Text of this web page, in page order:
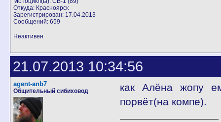
Откуда: Красноярск
Зарегистрирован: 17.04.2013
Сообщений: 659
Неактивен
21.07.2013 10:34:56
agent-anb7
Общительный сибиховод
как Алёна жопу
порвёт(на компе).